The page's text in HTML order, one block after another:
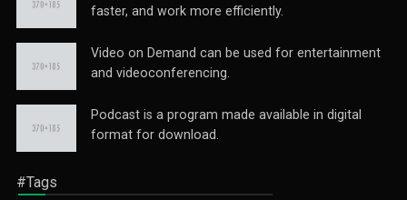
faster, and work more efficiently.
Video on Demand can be used for entertainment
and videoconferencing.
Podcast is a program made available in digital
format for download.
#Tags